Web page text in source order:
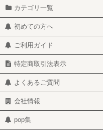
カテゴリ一覧
初めての方へ
ご利用ガイド
特定商取引法表示
よくあるご質問
会社情報
pop集